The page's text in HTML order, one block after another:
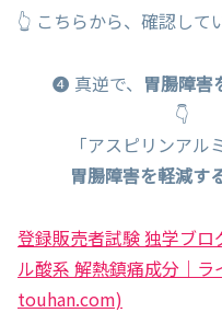
👆 こちらから、確認して
❹ 真逆で、 胃腸障害
👇
「アスピリンアルミ
胃腸障害を軽減す
登録販売者試験 独学ブ
ル酸系 解熱鎮痛成分｜
touhan.com)